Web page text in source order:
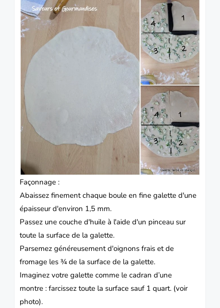
Façonnage :
Abaissez finement chaque boule en fine galette d'une
épaisseur d'environ 1,5 mm.
Passez une couche d'huile à l'aide d'un pinceau sur
toute la surface de la galette.
Parsemez généreusement d'oignons frais et de
fromage les ¾ de la surface de la galette.
Imaginez votre galette comme le cadran d’une
montre : farcissez toute la surface sauf 1 quart. (voir
photo).